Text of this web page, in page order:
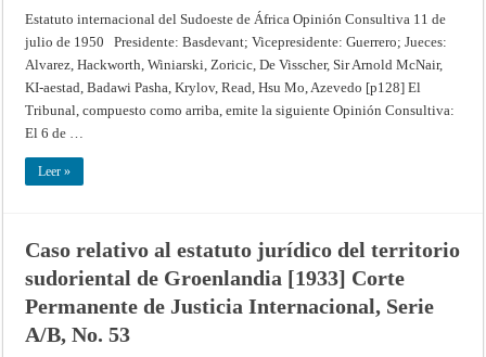
JURÍDICA
INTERNACIONAL
DEL
SUDOCCIDENTAL
Opinión
consultiva
de
11
Estatuto internacional del Sudoeste de África Opinión Consultiva 11 de
julio de 1950 Presidente: Basdevant; Vicepresidente: Guerrero; Jueces:
Alvarez, Hackworth, Winiarski, Zoricic, De Visscher, Sir Arnold McNair,
KI-aestad, Badawi Pasha, Krylov, Read, Hsu Mo, Azevedo [p128] El
Tribunal, compuesto como arriba, emite la siguiente Opinión Consultiva:
El 6 de …
Leer »
Caso relativo al estatuto jurídico del territorio
sudoriental de Groenlandia [1933] Corte
Permanente de Justicia Internacional, Serie
A/B, No. 53